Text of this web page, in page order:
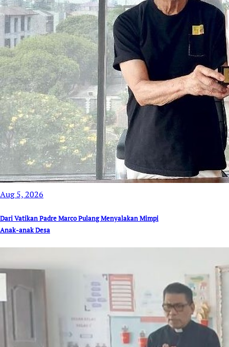
Aug 5, 2026
Dari Vatikan Padre Marco Pulang Menyalakan Mimpi
Anak-anak Desa